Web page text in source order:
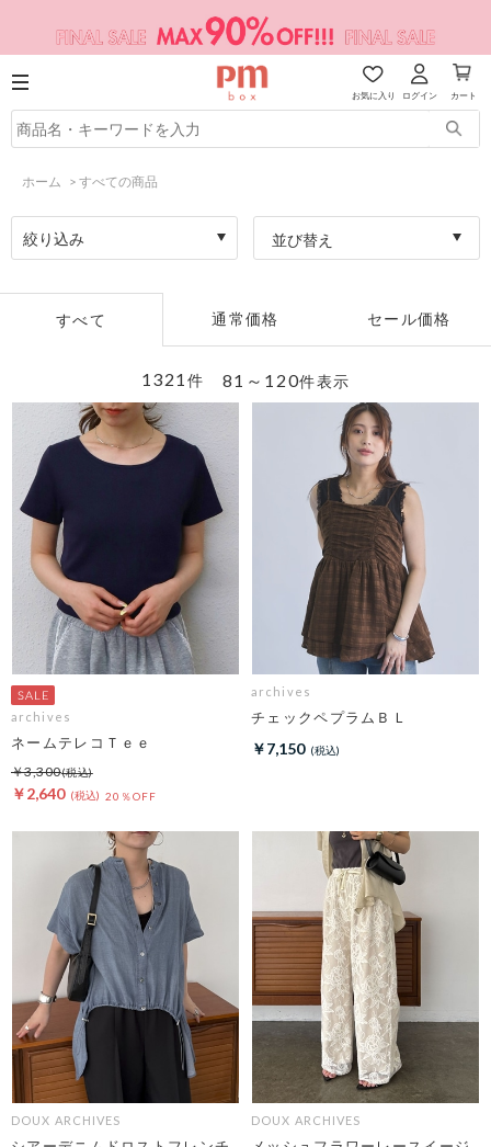
お気に入り ログイン カート
ホーム > すべての商品
絞り込み 並び替え
すべて 通常価格 セール価格
81～120件表示
1321件
archives
ネームテレコＴｅｅ
￥2,640 20％OFF
￥3,300
archives
チェックペプラムＢＬ
￥7,150
DOUX ARCHIVES DOUX ARCHIVES